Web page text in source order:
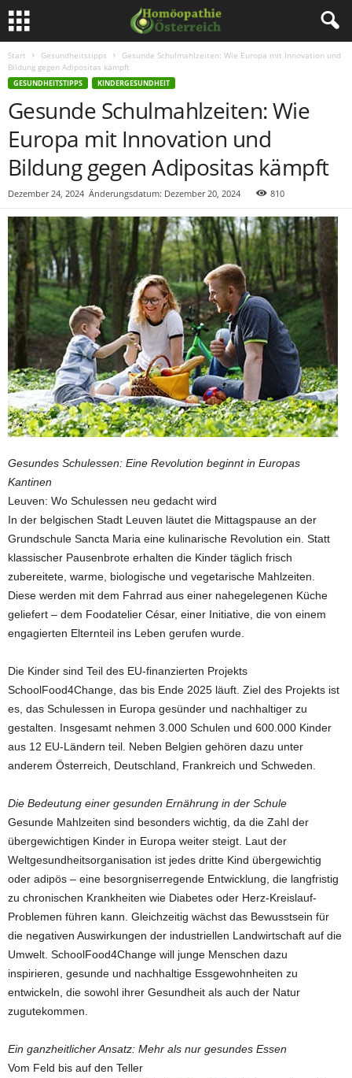
Start Gesundheitstipps
Gesunde Schulmahlzeiten: Wie Europa mit Innovation und
Bildung gegen Adipositas kämpft
GESUNDHEITSTIPPS KINDERGESUNDHEIT
Gesunde Schulmahlzeiten: Wie
Europa mit Innovation und
Bildung gegen Adipositas kämpft
Dezember 24, 2024 Änderungsdatum: Dezember 20, 2024 810
Gesundes Schulessen: Eine Revolution beginnt in Europas
Kantinen
Leuven: Wo Schulessen neu gedacht wird
In der belgischen Stadt Leuven läutet die Mittagspause an der
Grundschule Sancta Maria eine kulinarische Revolution ein. Statt
klassischer Pausenbrote erhalten die Kinder täglich frisch
zubereitete, warme, biologische und vegetarische Mahlzeiten.
Diese werden mit dem Fahrrad aus einer nahegelegenen Küche
geliefert – dem Foodatelier César, einer Initiative, die von einem
engagierten Elternteil ins Leben gerufen wurde.
Die Kinder sind Teil des EU-finanzierten Projekts
SchoolFood4Change, das bis Ende 2025 läuft. Ziel des Projekts ist
es, das Schulessen in Europa gesünder und nachhaltiger zu
gestalten. Insgesamt nehmen 3.000 Schulen und 600.000 Kinder
aus 12 EU-Ländern teil. Neben Belgien gehören dazu unter
anderem Österreich, Deutschland, Frankreich und Schweden.
Die Bedeutung einer gesunden Ernährung in der Schule
Gesunde Mahlzeiten sind besonders wichtig, da die Zahl der
übergewichtigen Kinder in Europa weiter steigt. Laut der
Weltgesundheitsorganisation ist jedes dritte Kind übergewichtig
oder adipös – eine besorgniserregende Entwicklung, die langfristig
zu chronischen Krankheiten wie Diabetes oder Herz-Kreislauf-
Problemen führen kann. Gleichzeitig wächst das Bewusstsein für
die negativen Auswirkungen der industriellen Landwirtschaft auf die
Umwelt. SchoolFood4Change will junge Menschen dazu
inspirieren, gesunde und nachhaltige Essgewohnheiten zu
entwickeln, die sowohl ihrer Gesundheit als auch der Natur
zugutekommen.
Ein ganzheitlicher Ansatz: Mehr als nur gesundes Essen
Vom Feld bis auf den Teller